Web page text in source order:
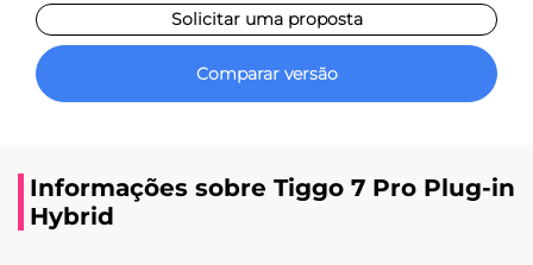
Solicitar uma proposta
Comparar versão
Informações sobre Tiggo 7 Pro Plug-in
Hybrid